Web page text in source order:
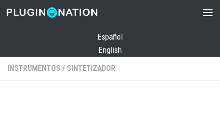
Saltar al contenido
Español
English
INSTRUMENTOS / SINTETIZADOR